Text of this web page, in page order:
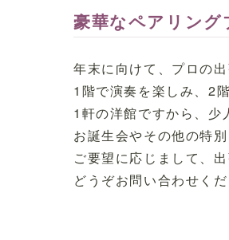
豪華なペアリング
年末に向けて、プロの
1階で演奏を楽しみ、2
1軒の洋館ですから、少
お誕生会やその他の特
ご要望に応じまして、
どうぞお問い合わせくだ